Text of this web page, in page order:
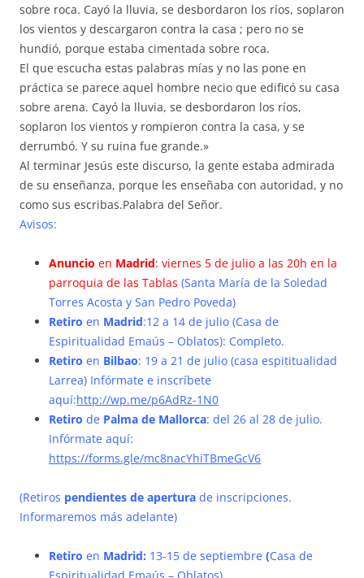
sobre roca. Cayó la lluvia, se desbordaron los ríos, soplaron
los vientos y descargaron contra la casa ; pero no se
hundió, porque estaba cimentada sobre roca.
El que escucha estas palabras mías y no las pone en
práctica se parece aquel hombre necio que edificó su casa
sobre arena. Cayó la lluvia, se desbordaron los ríos,
soplaron los vientos y rompieron contra la casa, y se
derrumbó. Y su ruina fue grande.»
Al terminar Jesús este discurso, la gente estaba admirada
de su enseñanza, porque les enseñaba con autoridad, y no
como sus escribas.Palabra del Señor.
Avisos:
Anuncio en Madrid: viernes 5 de julio a las 20h en la
parroquia de las Tablas (Santa María de la Soledad
Torres Acosta y San Pedro Poveda)
Retiro en Madrid:12 a 14 de julio (Casa de
Espiritualidad Emaús – Oblatos): Completo.
Retiro en Bilbao: 19 a 21 de julio (casa espititualidad
Larrea) Infórmate e inscríbete
aquí:http://wp.me/p6AdRz-1N0
Retiro de Palma de Mallorca: del 26 al 28 de julio.
Infórmate aquí:
https://forms.gle/mc8nacYhiTBmeGcV6
(Retiros pendientes de apertura de inscripciones.
Informaremos más adelante)
Retiro en Madrid: 13-15 de septiembre (Casa de